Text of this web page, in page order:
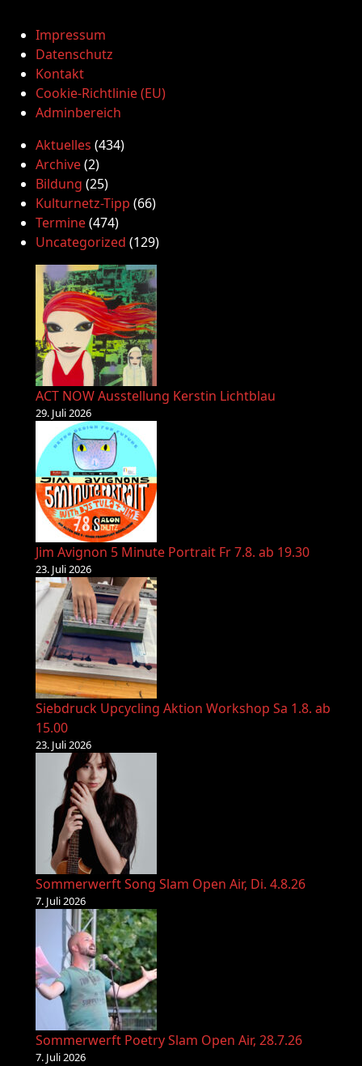
Impressum
Datenschutz
Kontakt
Cookie-Richtlinie (EU)
Adminbereich
Aktuelles (434)
Archive(2)
Bildung (25)
Kulturnetz-Tipp (66)
Termine(474)
Uncategorized (129)
ACT NOW Ausstellung Kerstin Lichtblau
29. Juli 2026
Jim Avignon 5 Minute Portrait Fr 7.8. ab 19.30
23. Juli 2026
Siebdruck Upcycling Aktion Workshop Sa 1.8. ab
15.00
23. Juli 2026
Sommerwerft Song Slam Open Air, Di. 4.8.26
7. Juli 2026
Sommerwerft Poetry Slam Open Air, 28.7.26
7. Juli 2026